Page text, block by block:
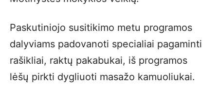
Paskutiniojo susitikimo metu programos
dalyviams padovanoti specialiai pagaminti
rašikliai, raktų pakabukai, iš programos
lėšų pirkti dygliuoti masažo kamuoliukai.